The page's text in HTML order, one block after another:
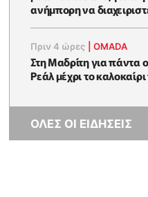
ανήμπορη να
Πριν 4 ώρες |OMADA
Στη Μαδρίτη για πάντα
Ρεάλ μέχρι το
ΟΛΕΣ ΟΙ ΕΙΔΗΣΕΙΣ